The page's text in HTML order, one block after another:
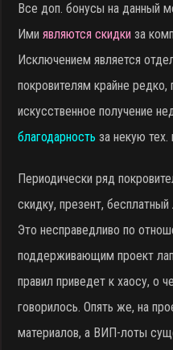
Все доп. бонусы на данный
Имиявляются скидки за
Исключением является
покровителям крайне редко,
искусственное получение
благодарность за некую
Периодически ряд
скидку, презент,
Это несправедливо по
поддерживающим проект
правил приведет к хаосу, о
говорилось. Опять же, на
материалов, а ВИП-лоты